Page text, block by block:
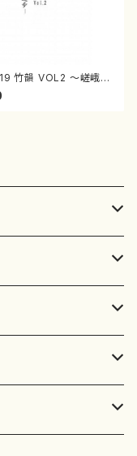
竹韻 VOL2 ～嵯峨野
尺八/野村峰山/尺八/都
都山流公刊楽譜曲番:5